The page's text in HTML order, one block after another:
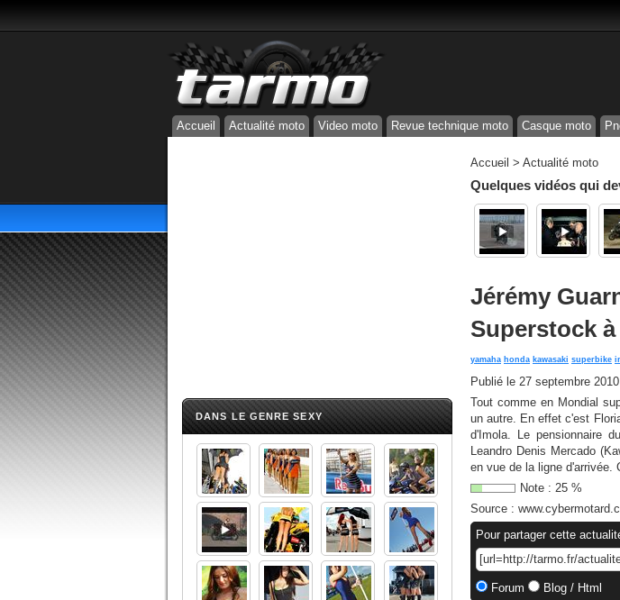
Accueil Actualité moto Video moto Revue technique moto Casque moto
DANS LE GENRE SEXY
Accueil > Actualité moto
Quelques vidéos qui
Jérémy
Superstock
yamaha honda kawasaki superbike
Publié le 27 septembre
Tout comme en Mondial
un autre. En effet c'est
d'Imola. Le pensionnaire
Leandro Denis Mercado
en vue de la ligne
Note : 25 %
Source :
Pour partager cette
Forum Blog / Html